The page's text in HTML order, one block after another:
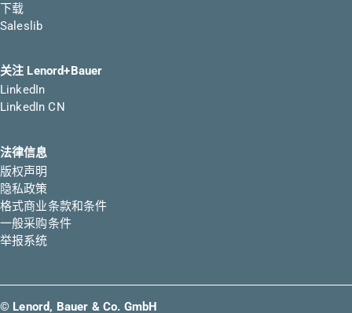
下载
Saleslib
关注 Lenord+Bauer
LinkedIn
LinkedIn CN
法律信息
版权声明
隐私政策
格式商业条款和条件
一般采购条件
举报系统
© Lenord, Bauer & Co. GmbH